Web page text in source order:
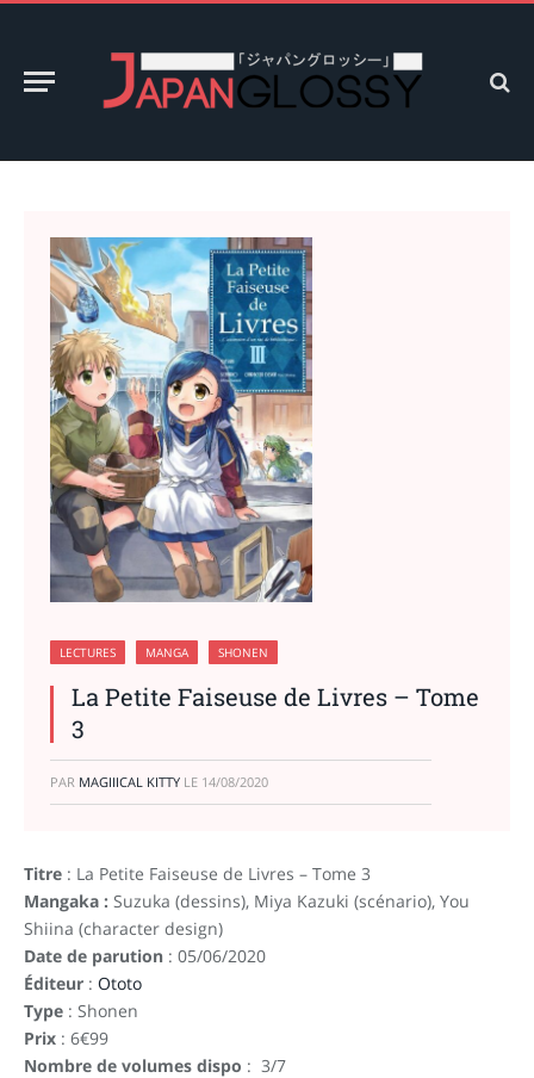
LECTURES MANGA SHONEN
La Petite Faiseuse de Livres – Tome
3
PAR MAGIIICAL KITTY LE 14/08/2020
Titre : La Petite Faiseuse de Livres – Tome 3
Mangaka : Suzuka (dessins), Miya Kazuki (scénario), You
Shiina (character design)
Date de parution : 05/06/2020
Éditeur : Ototo
Type : Shonen
Prix : 6€99
Nombre de volumes dispo : 3/7